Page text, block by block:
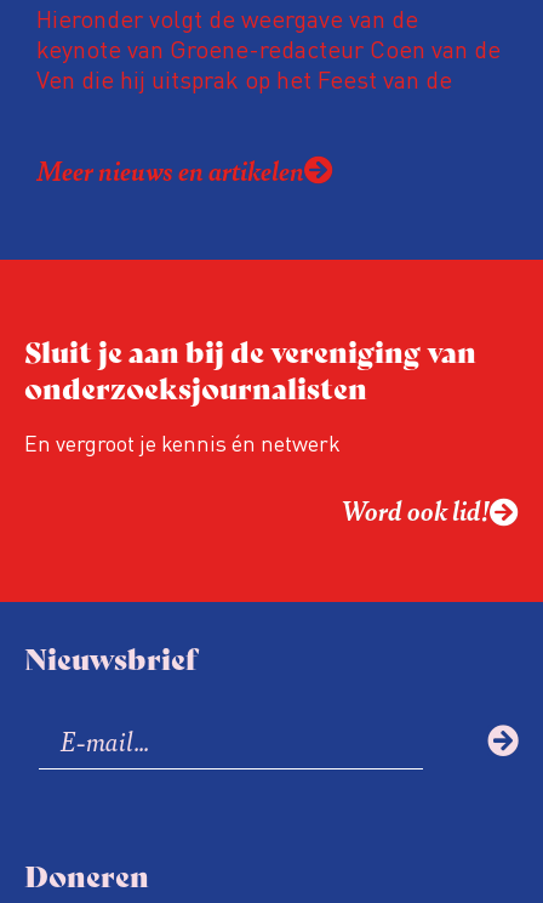
Hieronder volgt de weergave van de
keynote van Groene-redacteur Coen van de
Ven die hij uitsprak op het Feest van de
Coen uit zijn zorgen over de relatie tussen
de macht, de pers en het publiek aan de
Niet de maker, maar de ontvanger
relevant in tijden van nieuwe verzuiling?
Hoe moet de journalistiek omgaan met
een steeds onverschilligere macht?
Meer nieuws en artikelen
Sluit je aan bij de vereniging van
onderzoeksjournalisten
En vergroot je kennis én netwerk
Word ook lid!
Nieuwsbrief
Doneren